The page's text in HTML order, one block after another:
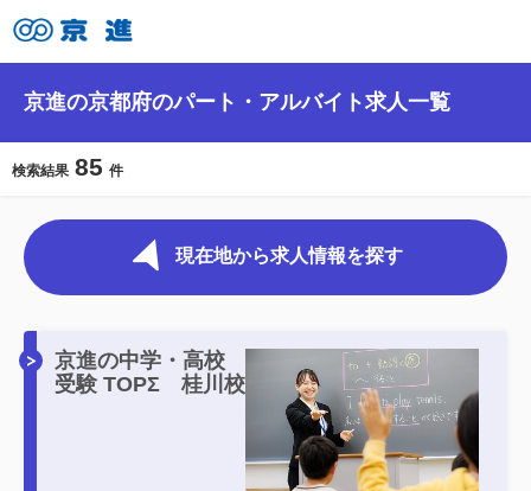
京進の京都府のパート・アルバイト求人一覧
検索結果 85 件
現在地から求人情報を探す
京進の中学・高校
受験 TOPΣ 桂川校